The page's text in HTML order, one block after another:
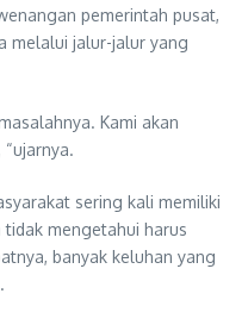
pemerintah pusat,
melalui jalur-jalur yang
Kami akan
sering kali memiliki
mengetahui harus
banyak keluhan yang